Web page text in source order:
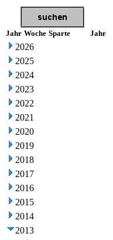
Jahr Woche Sparte Jahr
2026
2025
2024
2023
2022
2021
2020
2019
2018
2017
2016
2015
2014
2013